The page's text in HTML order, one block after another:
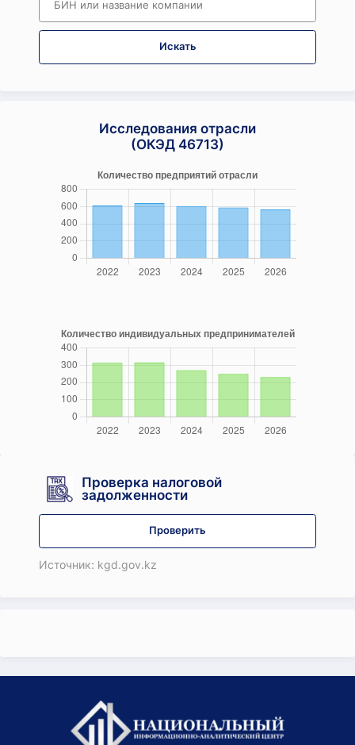
Искать
Исследования отрасли
(ОКЭД 46713)
Проверка налоговой
задолженности
Проверить
Источник: kgd.gov.kz